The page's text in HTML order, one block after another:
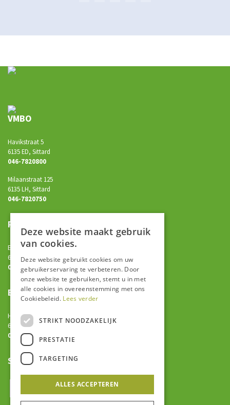
VMBO
Havikstraat 5
6135 ED, Sittard
046-7820800
Milaanstraat 125
6135 LH, Sittard
046-7820750
Praktijkonderwijs
Einighauserweg 25
6163 AK, Geleen
046-7820700
EOA
Havikstraat 5
6135 ED, Sittard
046-7820700
Socials
Deze website maakt gebruik
van cookies.
Deze website gebruikt cookies om uw
gebruikerservaring te verbeteren. Door
onze website te gebruiken, stemt u in met
alle cookies in overeenstemming met ons
Cookiebeleid. Lees verder
STRIKT NOODZAKELIJK
PRESTATIE
TARGETING
ALLES ACCEPTEREN